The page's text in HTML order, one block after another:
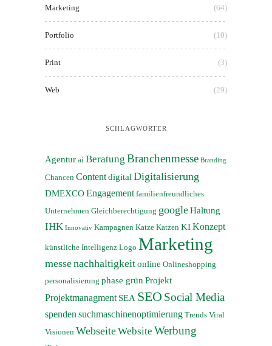
Marketing (64)
Portfolio (10)
Print (3)
Web (29)
SCHLAGWÖRTER
Agentur ai Beratung Branchenmesse Branding
Chancen Contentdigital Digitalisierung
DMEXCOEngagement familienfreundliches
Unternehmen Gleichberechtigung googleHaltung
IHK Innovativ Kampagnen Katze Katzen KIKonzept
künstliche Intelligenz Logo Marketing
messenachhaltigkeitonline Onlineshopping
personalisierung phase grün Projekt
Projektmanagment SEA SEO Social Media
spenden suchmaschinenoptimierung Trends Viral
Visionen WebseiteWebsite Werbung